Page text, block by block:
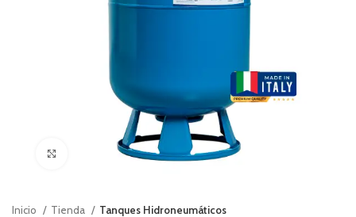
Click to enlarge
Inicio Tienda Tanques Hidroneumáticos